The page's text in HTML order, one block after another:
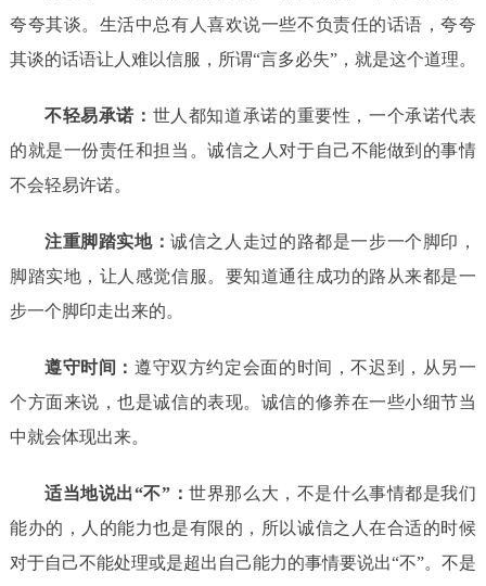
夸夸其谈。生活中总有人喜欢说一些不负责任的话语，夸夸
其谈的话语让人难以信服，所谓“言多必失”，就是这个道理。
不轻易承诺： 世人都知道承诺的重要性，一个承诺代表
的就是一份责任和担当。诚信之人对于自己不能做到的事情
不会轻易许诺。
注重脚踏实地：诚信之人走过的路都是一步一个脚印，
脚踏实地，让人感觉信服。要知道通往成功的路从来都是一
步一个脚印走出来的。
遵守时间：遵守双方约定会面的时间，不迟到，从另一
个方面来说，也是诚信的表现。诚信的修养在一些小细节当
中就会体现出来。
适当地说出“不”：世界那么大，不是什么事情都是我们
能办的，人的能力也是有限的，所以诚信之人在合适的时候
对于自己不能处理或是超出自己能力的事情要说出“不”。不是